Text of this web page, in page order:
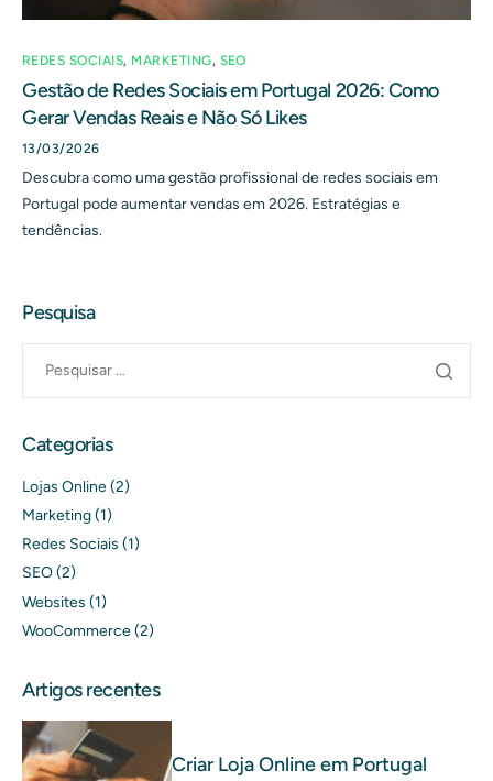
REDES SOCIAIS, MARKETING, SEO
Gestão de Redes Sociais em Portugal 2026: Como
Gerar Vendas Reais e Não Só Likes
13/03/2026
Descubra como uma gestão profissional de redes sociais em
Portugal pode aumentar vendas em 2026. Estratégias e
tendências.
Pesquisa
Categorias
Lojas Online(2)
Marketing(1)
Redes Sociais (1)
SEO(2)
Websites (1)
WooCommerce(2)
Artigos recentes
Criar Loja Online em Portugal